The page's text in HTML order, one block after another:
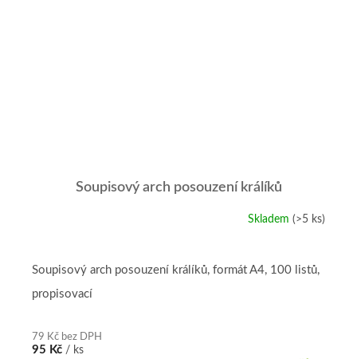
Soupisový arch posouzení králíků
Skladem (>5 ks)
79 Kč bez DPH
95 Kč / ks
Soupisový arch posouzení králíků, formát A4, 100 listů,
propisovací